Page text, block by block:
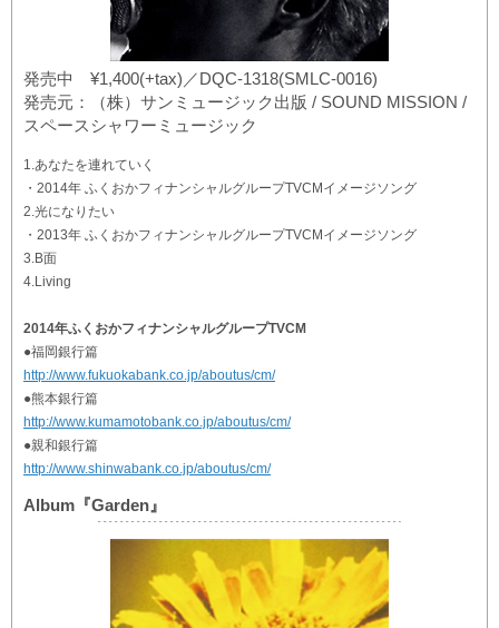
発売中 ¥1,400(+tax)／DQC-1318(SMLC-0016)
発売元：（株）サンミュージック出版 / SOUND MISSION /
スペースシャワーミュージック
1.あなたを連れていく
・2014年 ふくおかフィナンシャルグループTVCMイメージソング
2.光になりたい
・2013年 ふくおかフィナンシャルグループTVCMイメージソング
3.B面
4.Living
2014年ふくおかフィナンシャルグループTVCM
●福岡銀行篇
http://www.fukuokabank.co.jp/aboutus/cm/
●熊本銀行篇
http://www.kumamotobank.co.jp/aboutus/cm/
●親和銀行篇
http://www.shinwabank.co.jp/aboutus/cm/
Album『Garden』